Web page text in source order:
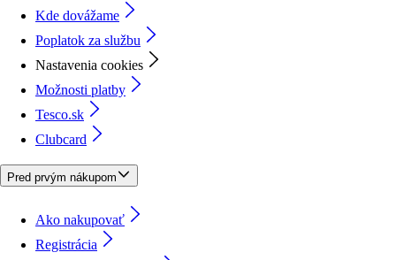
Kde dovážame
Poplatok za službu
Nastavenia cookies
Možnosti platby
Tesco.sk
Clubcard
Pred prvým nákupom
Ako nakupovať
Registrácia